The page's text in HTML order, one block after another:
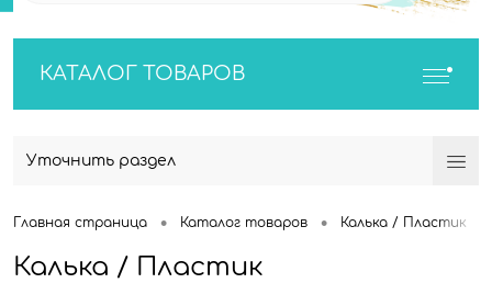
КАТАЛОГ ТОВАРОВ
Уточнить раздел
Главная страница • Каталог товаров • Калька / Пластик
Калька / Пластик